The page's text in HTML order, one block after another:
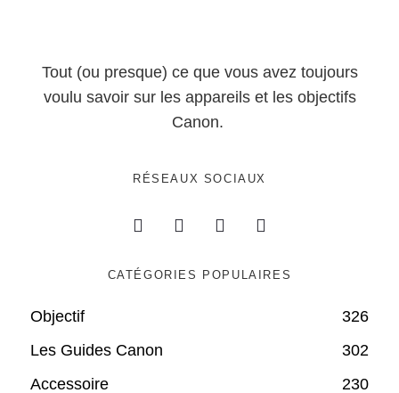
Tout (ou presque) ce que vous avez toujours
voulu savoir sur les appareils et les objectifs
Canon.
RÉSEAUX SOCIAUX
CATÉGORIES POPULAIRES
Objectif
326
Les Guides Canon
302
Accessoire
230